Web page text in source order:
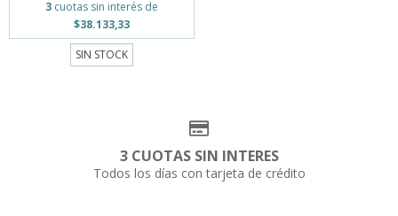
3 cuotas sin interés de
$38.133,33
SIN STOCK
3 CUOTAS SIN INTERES
Todos los días con tarjeta de crédito